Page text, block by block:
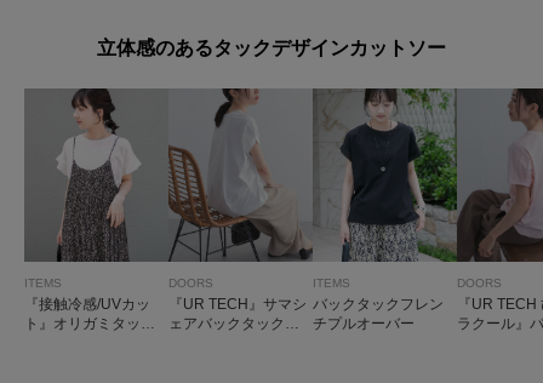
立体感のあるタックデザインカットソー
ITEMS
『接触冷感/UVカッ
ト』オリガミタックT
DOORS
『UR TECH』サマシ
ェアバックタックコ
ITEMS
バックタックフレン
チプルオーバー
DOORS
『UR TECH
ラクール』